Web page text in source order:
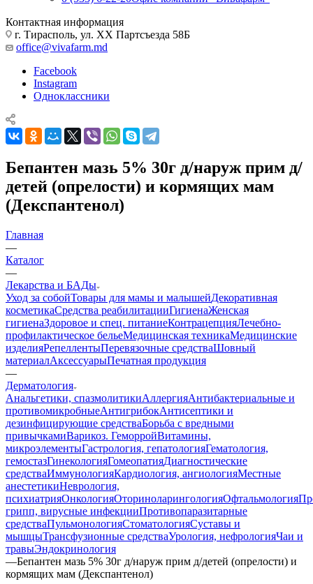
Контактная информация
г. Тирасполь, ул. ХХ Партсъезда 58Б
office@vivafarm.md
Facebook
Instagram
Одноклассники
Бепантен мазь 5% 30г д/наруж прим д/
детей (опрелости) и кормящих мам
(Декспантенол)
Главная
—
Каталог
—
Лекарства и БАДы
Уход за собойТовары для мамы и малышейДекоративная
косметикаСредства реабилитацииГигиенаЖенская
гигиенаЗдоровое и спец. питаниеКонтрацепцияЛечебно-
профилактическое бельеМедицинская техникаМедицинские
изделияРепеллентыПеревязочные средстваШовный
материалАксессуарыПечатная продукция
—
Дерматология
Анальгетики, спазмолитикиАллергияАнтибактериальные и
противомикробныеАнтигрибокАнтисептики и
дезинфицирующие средстваБорьба с вредными
привычкамиВарикоз. ГеморройВитамины,
микроэлементыГастрология, гепатологияГематология,
гемостазГинекологияГомеопатияДиагностические
средстваИммунологияКардиология, ангиологияМестные
анестетикиНеврология,
психиатрияОнкологияОториноларингологияОфтальмология
грипп, вирусные инфекцииПротивопаразитарные
средстваПульмонологияСтоматологияСуставы и
мышцыТрансфузионные средстваУрология, нефрологияЧаи и
травыЭндокринология
—Бепантен мазь 5% 30г д/наруж прим д/детей (опрелости) и
кормящих мам (Декспантенол)